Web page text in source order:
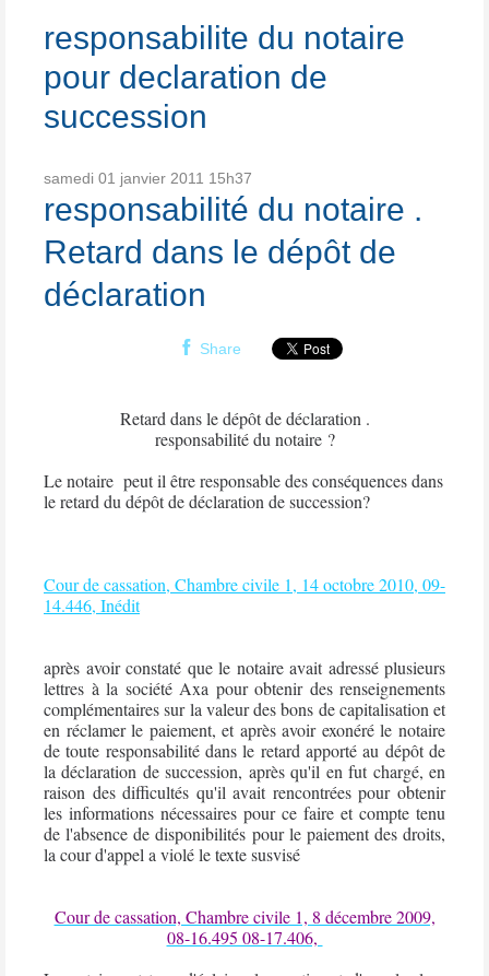
responsabilite du notaire
pour declaration de
succession
samedi 01 janvier 2011 15h37
responsabilité du notaire .
Retard dans le dépôt de
déclaration
Share
Retard dans le dépôt de déclaration .
responsabilité du notaire ?
Le notaire peut il être responsable des conséquences dans
le retard du dépôt de déclaration de succession?
Cour de cassation, Chambre civile 1, 14 octobre 2010, 09-
14.446, Inédit
après avoir constaté que le notaireavait adressé plusieurs
lettres à la société Axa pour obtenir des renseignements
complémentaires sur la valeur des bons de capitalisation et
en réclamer le paiement, et après avoir exonéré le notaire
de toute responsabilité dans le retard apporté au dépôt de
ladéclaration de succession, après qu'il en fut chargé, en
raison des difficultés qu'il avait rencontrées pour obtenir
les informations nécessaires pour ce faire et compte tenu
de l'absence de disponibilités pour le paiement des droits,
la cour d'appel a violé le texte susvisé
Cour de cassation, Chambre civile 1, 8 décembre 2009,
08-16.495 08-17.406,